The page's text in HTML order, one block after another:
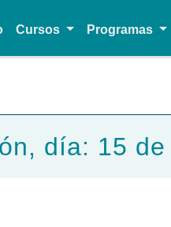
Cursos Programas
día: 15